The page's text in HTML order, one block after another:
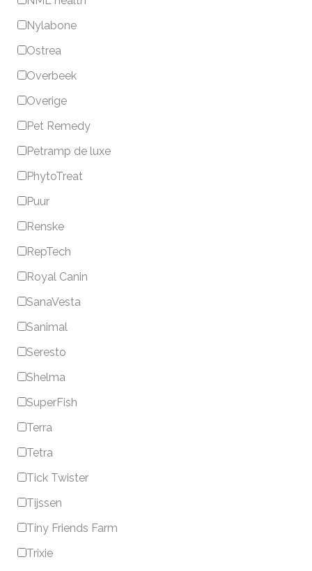
Nylabone
Ostrea
Overbeek
Overige
Pet Remedy
Petramp de luxe
PhytoTreat
Puur
Renske
RepTech
Royal Canin
SanaVesta
Sanimal
Seresto
Shelma
SuperFish
Terra
Tetra
Tick Twister
Tijssen
Tiny Friends Farm
Trixie